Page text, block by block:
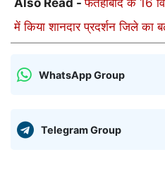
Also Read -फतेहाबाद के 16
में किया शानदार प्रदर्शन जिले का
WhatsApp Group
Telegram Group